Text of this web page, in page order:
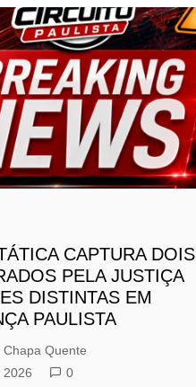
CAPTURA DOIS
PELA JUSTIÇA
DISTINTAS EM
PAULISTA
Chapa Quente
2026
0